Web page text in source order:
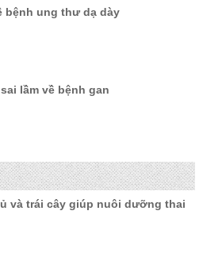
bệnh ung thư dạ dày
lầm về bệnh gan
và trái cây giúp nuôi dưỡng thai